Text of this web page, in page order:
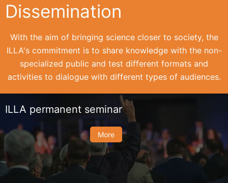
Dissemination
With the aim of bringing science closer to society, the
ILLA's commitment is to share knowledge with the non-
specialized public and test different formats and
activities to dialogue with different types of audiences.
ILLA permanent seminar
More